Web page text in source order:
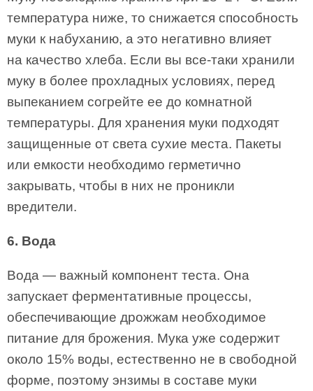
температура ниже, то снижается способность
муки к набуханию, а это негативно влияет
на качество хлеба. Если вы все-таки хранили
муку в более прохладных условиях, перед
выпеканием согрейте ее до комнатной
температуры. Для хранения муки подходят
защищенные от света сухие места. Пакеты
или емкости необходимо герметично
закрывать, чтобы в них не проникли
вредители.
6. Вода
Вода — важный компонент теста. Она
запускает ферментативные процессы,
обеспечивающие дрожжам необходимое
питание для брожения. Мука уже содержит
около 15% воды, естественно не в свободной
форме, поэтому энзимы в составе муки